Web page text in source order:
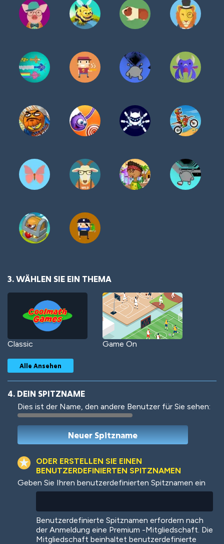
3. WÄHLEN SIE EIN THEMA
Classic Game On
Woof Jungle Cats
Colorful
Alle Ansehen
4. DEIN SPITZNAME
Dies ist der Name, den andere Benutzer für Sie sehen:
ODER ERSTELLEN SIE EINEN
BENUTZERDEFINIERTEN SPITZNAMEN
Geben Sie Ihren benutzerdefinierten Spitznamen ein
Benutzerdefinierte Spitznamen erfordern nach
der Anmeldung eine Premium -Mitgliedschaft. Die
Mitgliedschaft beinhaltet benutzerdefinierte